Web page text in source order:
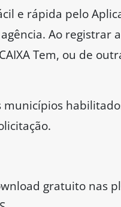
e rápida pelo
Ao registrar
Tem, ou de
gratuito nas